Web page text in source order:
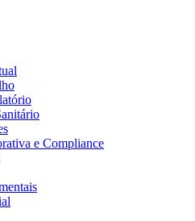
e Compliance